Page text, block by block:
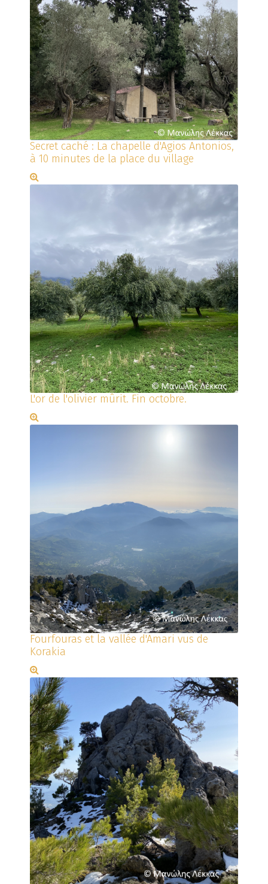
Secret caché : La chapelle d'Agios Antonios,
à 10 minutes de la place du village
L'or de l'olivier mûrit. Fin octobre.
Fourfouras et la vallée d'Amari vus de
Korakia